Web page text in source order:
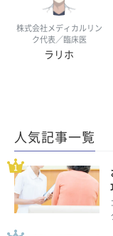
株式会社メディカルリン
ク代表／臨床医
ラリホ
人気記事一覧